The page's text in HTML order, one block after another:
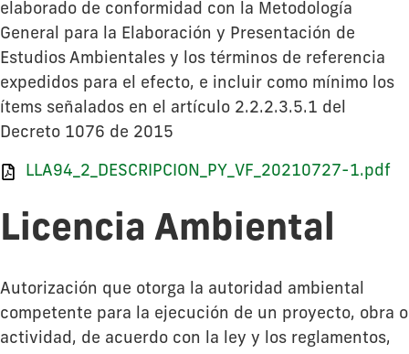
elaborado de conformidad con la Metodología
General para la Elaboración y Presentación de
Estudios Ambientales y los términos de referencia
expedidos para el efecto, e incluir como mínimo los
ítems señalados en el artículo 2.2.2.3.5.1 del
Decreto 1076 de 2015
LLA94_2_DESCRIPCION_PY_VF_20210727-1.pdf
Licencia Ambiental
Autorización que otorga la autoridad ambiental
competente para la ejecución de un proyecto, obra o
actividad, de acuerdo con la ley y los reglamentos,